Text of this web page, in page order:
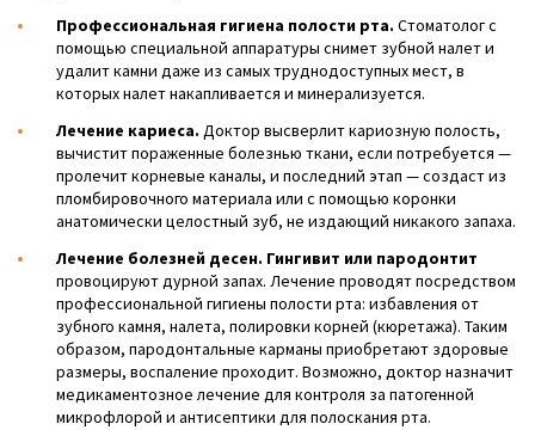
Профессиональная гигиена полости рта. Стоматолог с
помощью специальной аппаратуры снимет зубной налет и
удалит камни даже из самых труднодоступных мест, в
которых налет накапливается и минерализуется.
Лечение кариеса. Доктор высверлит кариозную полость,
вычистит пораженные болезнью ткани, если потребуется —
пролечит корневые каналы, и последний этап — создаст из
пломбировочного материала или с помощью коронки
анатомически целостный зуб, не издающий никакого запаха.
Лечение болезней десен. Гингивит или пародонтит
провоцируют дурной запах. Лечение проводят посредством
профессиональной гигиены полости рта: избавления от
зубного камня, налета, полировки корней (кюретажа). Таким
образом, пародонтальные карманы приобретают здоровые
размеры, воспаление проходит. Возможно, доктор назначит
медикаментозное лечение для контроля за патогенной
микрофлорой и антисептики для полоскания рта.